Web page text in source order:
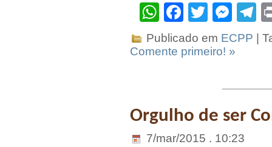
WhatsApp
Facebook
Twitter
Publicado em ECPP |
Comente primeiro! »
Orgulho de ser
7/mar/2015 . 10:23